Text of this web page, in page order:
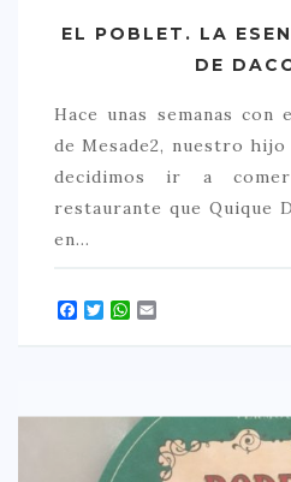
EL POBLET. LA
DE
Hace unas semanas con
de Mesade2, nuestro
decidimos ir a
restaurante que Quique
en…
Facebook
Twitter
WhatsApp